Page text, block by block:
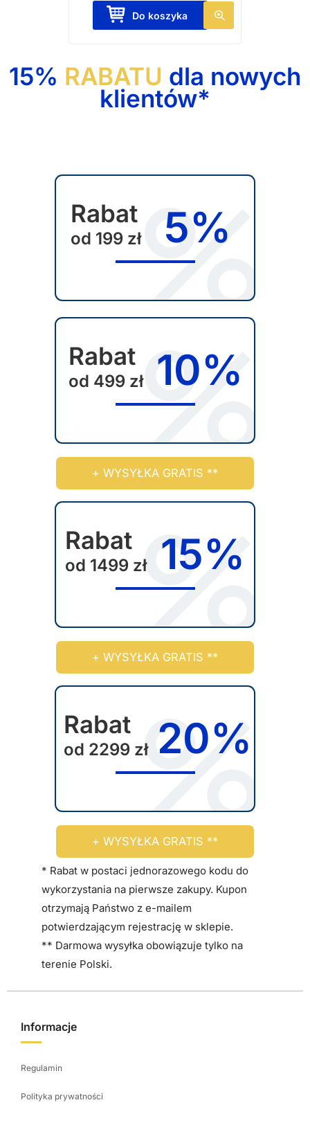
Do koszyka
15% RABATU dla nowych
klientów*
Rabat
od 199 zł 5%
Rabat
od 499 zł 10%
+ WYSYŁKA GRATIS **
Rabat
od 1499 zł 15%
+ WYSYŁKA GRATIS **
Rabat
od 2299 zł 20%
+ WYSYŁKA GRATIS **
* Rabat w postaci jednorazowego kodu do
wykorzystania na pierwsze zakupy. Kupon
otrzymają Państwo z e-mailem
potwierdzającym rejestrację w sklepie.
** Darmowa wysyłka obowiązuje tylko na
terenie Polski.
Informacje
Regulamin
Polityka prywatności